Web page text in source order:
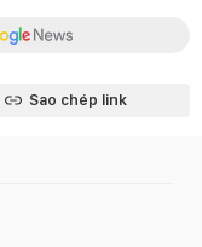
Sao chép link